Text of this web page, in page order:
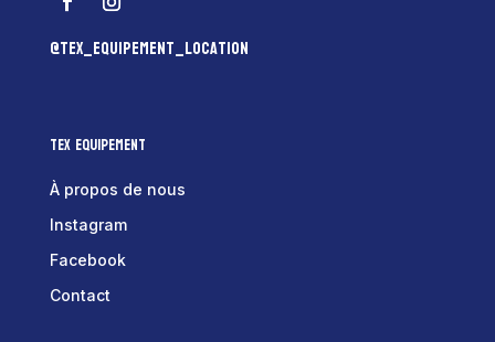
@tex_equipement_location
Tex Equipement
À propos de nous
Instagram
Facebook
Contact